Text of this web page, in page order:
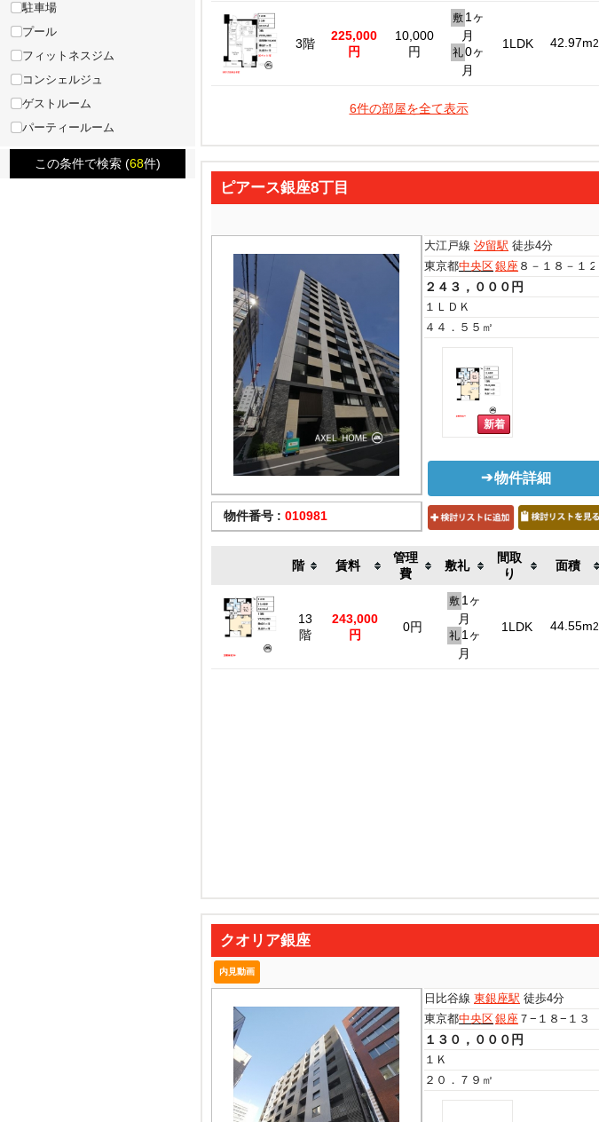
3階
225,000
円
10,000
円
敷 1ヶ
月
礼0ヶ
月
1LDK 42.97m2
6件の部屋を全て表示
ピアース銀座8丁目
物件番号 : 010981
大江戸線 汐留駅 徒歩4分
東京都中央区銀座 ８－１８－１２
２４３，０００円
１ＬＤＫ
４４．５５㎡
物件詳細
階 賃料
管理
費
敷礼
間取
り
面積
13
階
243,000
円
0円
敷 1ヶ
月
礼 1ヶ
月
1LDK 44.55m2
クオリア銀座
内見動画
日比谷線 東銀座駅 徒歩4分
東京都中央区銀座 ７−１８−１３
１３０，０００円
１Ｋ
２０．７９㎡
駐車場
プール
フィットネスジム
コンシェルジュ
ゲストルーム
パーティールーム
この条件で検索 (68件)